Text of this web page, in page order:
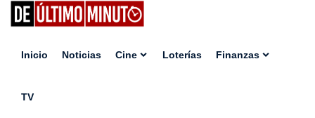
Inicio Noticias Cine Loterías Finanzas
TV